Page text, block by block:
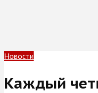
Новости
Каждый